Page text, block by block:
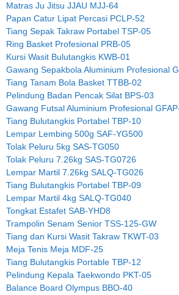
Matras Ju Jitsu JJAU MJJ-64
Papan Catur Lipat Percasi PCLP-52
Tiang Sepak Takraw Portabel TSP-05
Ring Basket Profesional PRB-05
Kursi Wasit Bulutangkis KWB-01
Gawang Sepakbola Aluminium Profesional
Tiang Tanam Bola Basket TTBB-02
Pelindung Badan Pencak Silat BPS-03
Gawang Futsal Aluminium Profesional
Tiang Bulutangkis Portabel TBP-10
Lempar Lembing 500g SAF-YG500
Tolak Peluru 5kg SAS-TG050
Tolak Peluru 7.26kg SAS-TG0726
Lempar Martil 7.26kg SALQ-TG026
Tiang Bulutangkis Portabel TBP-09
Lempar Martil 4kg SALQ-TG040
Tongkat Estafet SAB-YHD8
Trampolin Senam Senior TSS-125-GW
Tiang dan Kursi Wasit Takraw TKWT-03
Meja Tenis Meja MDF-25
Tiang Bulutangkis Portable TBP-12
Pelindung Kepala Taekwondo PKT-05
Balance Board Olympus BBO-40